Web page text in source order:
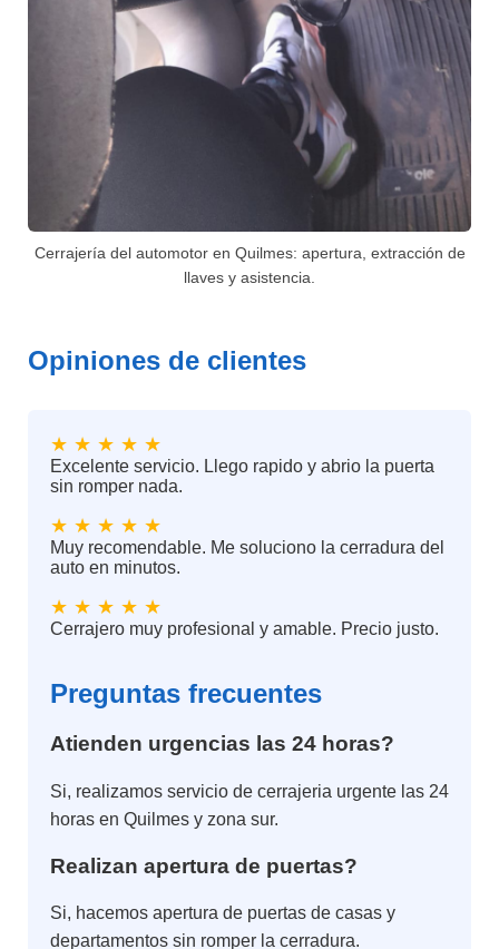
Cerrajería del automotor en Quilmes: apertura, extracción de
llaves y asistencia.
Opiniones de clientes
★ ★ ★ ★ ★
Excelente servicio. Llego rapido y abrio la puerta
sin romper nada.
★ ★ ★ ★ ★
Muy recomendable. Me soluciono la cerradura del
auto en minutos.
★ ★ ★ ★ ★
Cerrajero muy profesional y amable. Precio justo.
Preguntas frecuentes
Atienden urgencias las 24 horas?
Si, realizamos servicio de cerrajeria urgente las 24
horas en Quilmes y zona sur.
Realizan apertura de puertas?
Si, hacemos apertura de puertas de casas y
departamentos sin romper la cerradura.